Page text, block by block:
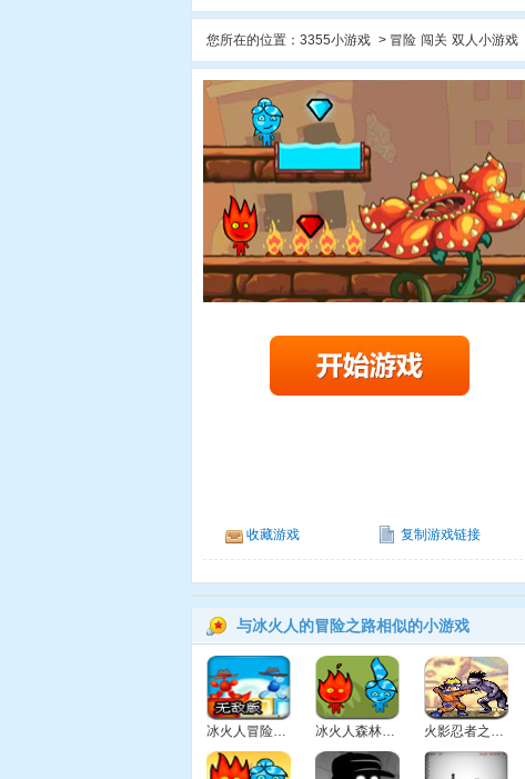
您所在的位置： 3355小游戏 > 冒险 闯关 双人小游戏
收藏游戏 复制游戏链接
与冰火人的冒险之路相似的小游戏
冰火人冒险双人无敌版 冰火人森林大冒险 火影忍者之鸣人冒险